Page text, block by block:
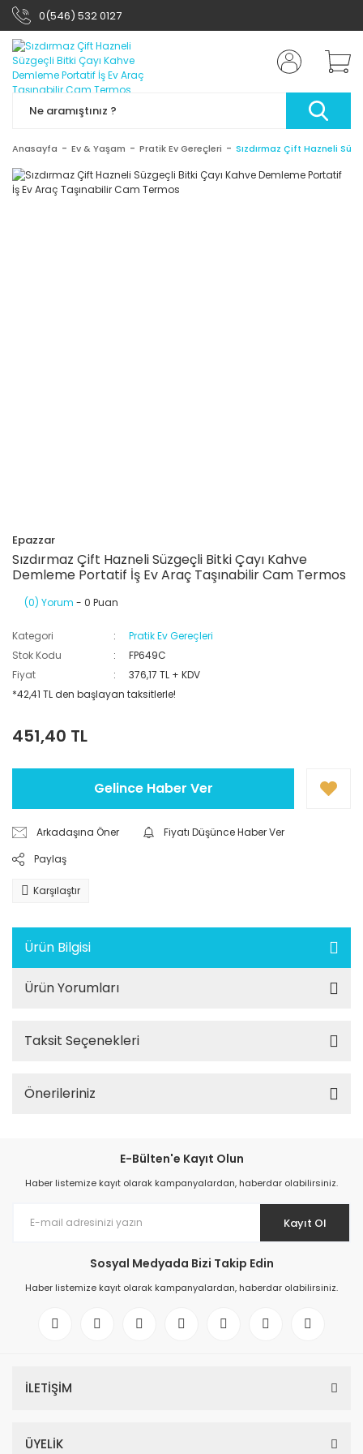
0(546) 532 0127
Anasayfa Ev & Yaşam Pratik Ev Gereçleri Sızdırmaz Çift Hazneli
Epazzar
Sızdırmaz Çift Hazneli Süzgeçli Bitki Çayı Kahve
Demleme Portatif İş Ev Araç Taşınabilir Cam Termos
(0) Yorum - 0 Puan
Kategori
Pratik Ev Gereçleri
Stok Kodu
FP649C
Fiyat
376,17 TL + KDV
*42,41 TL den başlayan taksitlerle!
451,40 TL
Gelince Haber Ver
Arkadaşına Öner
Fiyatı Düşünce Haber Ver
Paylaş
Karşılaştır
Ürün Bilgisi
Ürün Yorumları
Taksit Seçenekleri
Önerileriniz
E-Bülten'e Kayıt Olun
Haber listemize kayıt olarak kampanyalardan, haberdar olabilirsiniz.
Kayıt Ol
Sosyal Medyada Bizi Takip Edin
Haber listemize kayıt olarak kampanyalardan, haberdar olabilirsiniz.
İLETİŞİM
ÜYELİK